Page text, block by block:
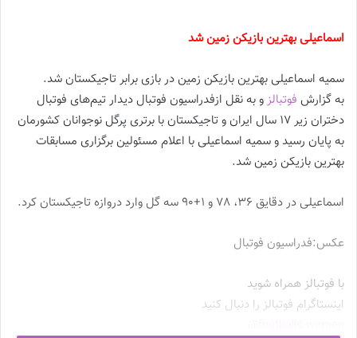
اسماعیلی بهترین بازیکن زمین شد
سمیه اسماعیلی بهترین بازیکن زمین در بازی برابر تاجیکستان شد.
به گزارش فوتبالز و به نقل ازفدراسیون فوتبال دیدار تیم‌های فوتبال
دختران زیر ۱۷ سال ایران و تاجیکستان با برتری پرگل نوجوانان کشورمان
به پایان رسید و سمیه اسماعیلی با اعلام مسئولین برگزاری مسابقات
بهترین بازیکن زمین شد.
اسماعیلی در دقایق 36، 78 و 1+90 سه گل وارد دروازه تاجیکستان کرد.
عکس:فدراسیون فوتبال
با فوتبالز همراه شوید
اینستاگرام فوتبالز را دنبال کنید